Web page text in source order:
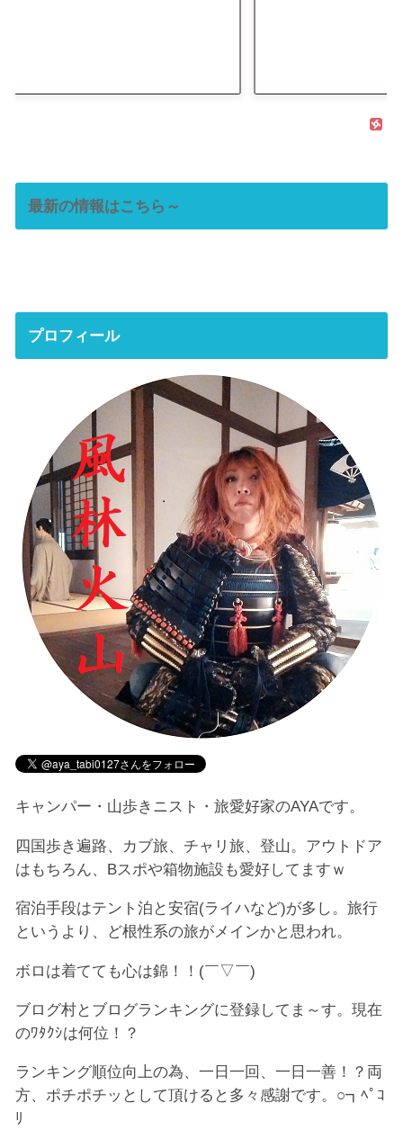
最新の情報はこちら～
プロフィール
キャンパー・山歩きニスト・旅愛好家のAYAです。
四国歩き遍路、カブ旅、チャリ旅、登山。アウトドア
はもちろん、Bスポや箱物施設も愛好してますｗ
宿泊手段はテント泊と安宿(ライハなど)が多し。旅行
というより、ど根性系の旅がメインかと思われ。
ボロは着てても心は錦！！(￣▽￣)
ブログ村とブログランキングに登録してま～す。現在
のﾜﾀｸｼは何位！？
ランキング順位向上の為、一日一回、一日一善！？両
方、ポチポチッとして頂けると多々感謝です。○┓ﾍﾟｺ
ﾘ